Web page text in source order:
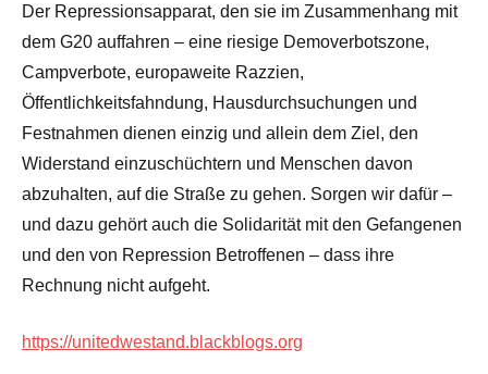
Der Repressionsapparat, den sie im Zusammenhang mit
dem G20 auffahren – eine riesige Demoverbotszone,
Campverbote, europaweite Razzien,
Öffentlichkeitsfahndung, Hausdurchsuchungen und
Festnahmen dienen einzig und allein dem Ziel, den
Widerstand einzuschüchtern und Menschen davon
abzuhalten, auf die Straße zu gehen. Sorgen wir dafür –
und dazu gehört auch die Solidarität mit den Gefangenen
und den von Repression Betroffenen – dass ihre
Rechnung nicht aufgeht.
https://unitedwestand.blackblogs.org